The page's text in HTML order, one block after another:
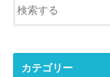
カテゴリー